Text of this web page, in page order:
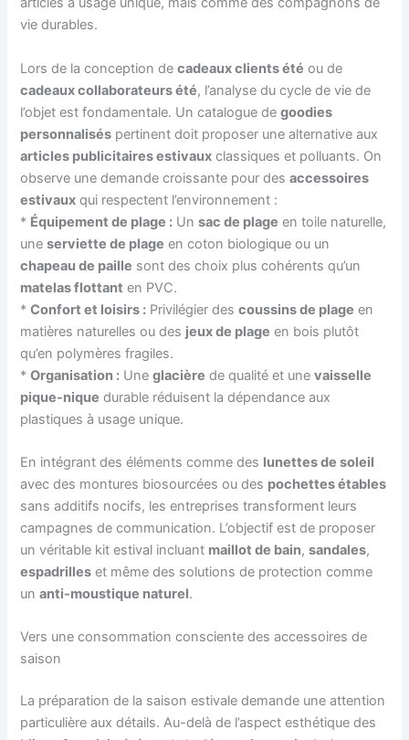
vie durables.
Lors de la conception decadeaux clients été ou de
cadeaux collaborateurs été, l’analyse du cycle de vie de
l’objet est fondamentale. Un catalogue degoodies
personnalisés pertinent doit proposer une alternative aux
articles publicitaires estivaux classiques et polluants. On
observe une demande croissante pour desaccessoires
estivaux qui respectent l’environnement :
* Équipement de plage : Unsac de plage en toile naturelle,
uneserviette de plage en coton biologique ou un
chapeau de paille sont des choix plus cohérents qu’un
matelas flottant en PVC.
*Confort et loisirs : Privilégier descoussins de plage en
matières naturelles ou des jeux de plage en bois plutôt
qu’en polymères fragiles.
*Organisation : Uneglacière de qualité et unevaisselle
pique-nique durable réduisent la dépendance aux
plastiques à usage unique.
En intégrant des éléments comme des lunettes de soleil
avec des montures biosourcées ou des pochettes étables
sans additifs nocifs, les entreprises transforment leurs
campagnes de communication. L’objectif est de proposer
un véritable kit estival incluant maillot de bain,sandales,
espadrilles et même des solutions de protection comme
unanti-moustique naturel.
Vers une consommation consciente des accessoires de
saison
La préparation de la saison estivale demande une attention
particulière aux détails. Au-delà de l’aspect esthétique des